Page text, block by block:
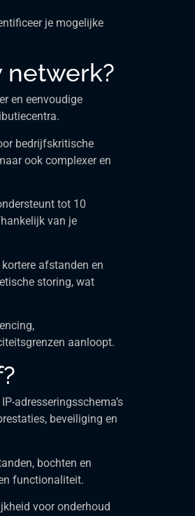
je mogelijke
netwerk?
en eenvoudige
bedrijfskritische
ook complexer en
tot 10
van je
afstanden en
storing, wat
aanloopt.
adresseringsschema’s
beveiliging en
bochten en
functionaliteit.
voor onderhoud